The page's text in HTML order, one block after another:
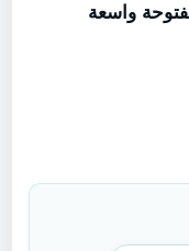
واسعة